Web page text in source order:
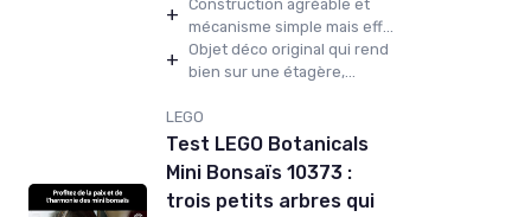
+ Construction agréable et
mécanisme simple mais eff...
+ Objet déco original qui rend
bien sur une étagère,...
LEGO
Test LEGO Botanicals
Mini Bonsaïs 10373 :
trois petits arbres qui